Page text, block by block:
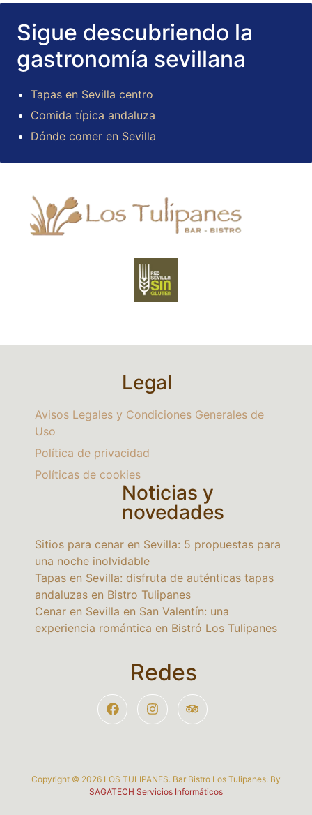
Sigue descubriendo la
gastronomía sevillana
Tapas en Sevilla centro
Comida típica andaluza
Dónde comer en Sevilla
Legal
Avisos Legales y Condiciones Generales de
Uso
Política de privacidad
Políticas de cookies
Noticias y
novedades
Sitios para cenar en Sevilla: 5 propuestas para
una noche inolvidable
Tapas en Sevilla: disfruta de auténticas tapas
andaluzas en Bistro Tulipanes
Cenar en Sevilla en San Valentín: una
experiencia romántica en Bistró Los Tulipanes
Redes
Copyright © 2026 LOS TULIPANES. Bar Bistro Los Tulipanes. By
SAGATECH Servicios Informáticos